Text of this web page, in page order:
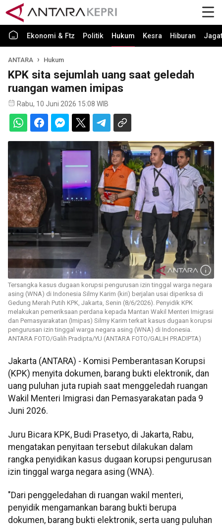
Ekonomi & Ftz Politik Hukum Kesra Hiburan Jagat
ANTARA Hukum
KPK sita sejumlah uang saat geledah
ruangan wamen imipas
Rabu, 10 Juni 2026 15:08 WIB
Tersangka kasus dugaan korupsi pengurusan izin tinggal warga negara
asing (WNA) di Indonesia Silmy Karim (kiri) berjalan usai diperiksa di
Gedung Merah Putih KPK, Jakarta, Senin (8/6/2026). Penyidik KPK
melakukan pemeriksaan perdana kepada Mantan Wakil Menteri Imigrasi
dan Pemasyarakatan (Imipas) Silmy Karim terkait kasus dugaan korupsi
pengurusan izin tinggal warga negara asing (WNA) di Indonesia.
ANTARA FOTO/Galih Pradipta/YU (ANTARA FOTO/GALIH PRADIPTA)
Jakarta (ANTARA) - Komisi Pemberantasan Korupsi
(KPK) menyita dokumen, barang bukti elektronik, dan
uang puluhan juta rupiah saat menggeledah ruangan
Wakil Menteri Imigrasi dan Pemasyarakatan pada 9
Juni 2026.
Juru Bicara KPK, Budi Prasetyo, di Jakarta, Rabu,
mengatakan penyitaan tersebut dilakukan dalam
rangka penyidikan kasus dugaan korupsi pengurusan
izin tinggal warga negara asing (WNA).
"Dari penggeledahan di ruangan wakil menteri,
penyidik mengamankan barang bukti berupa
dokumen, barang bukti elektronik, serta uang puluhan